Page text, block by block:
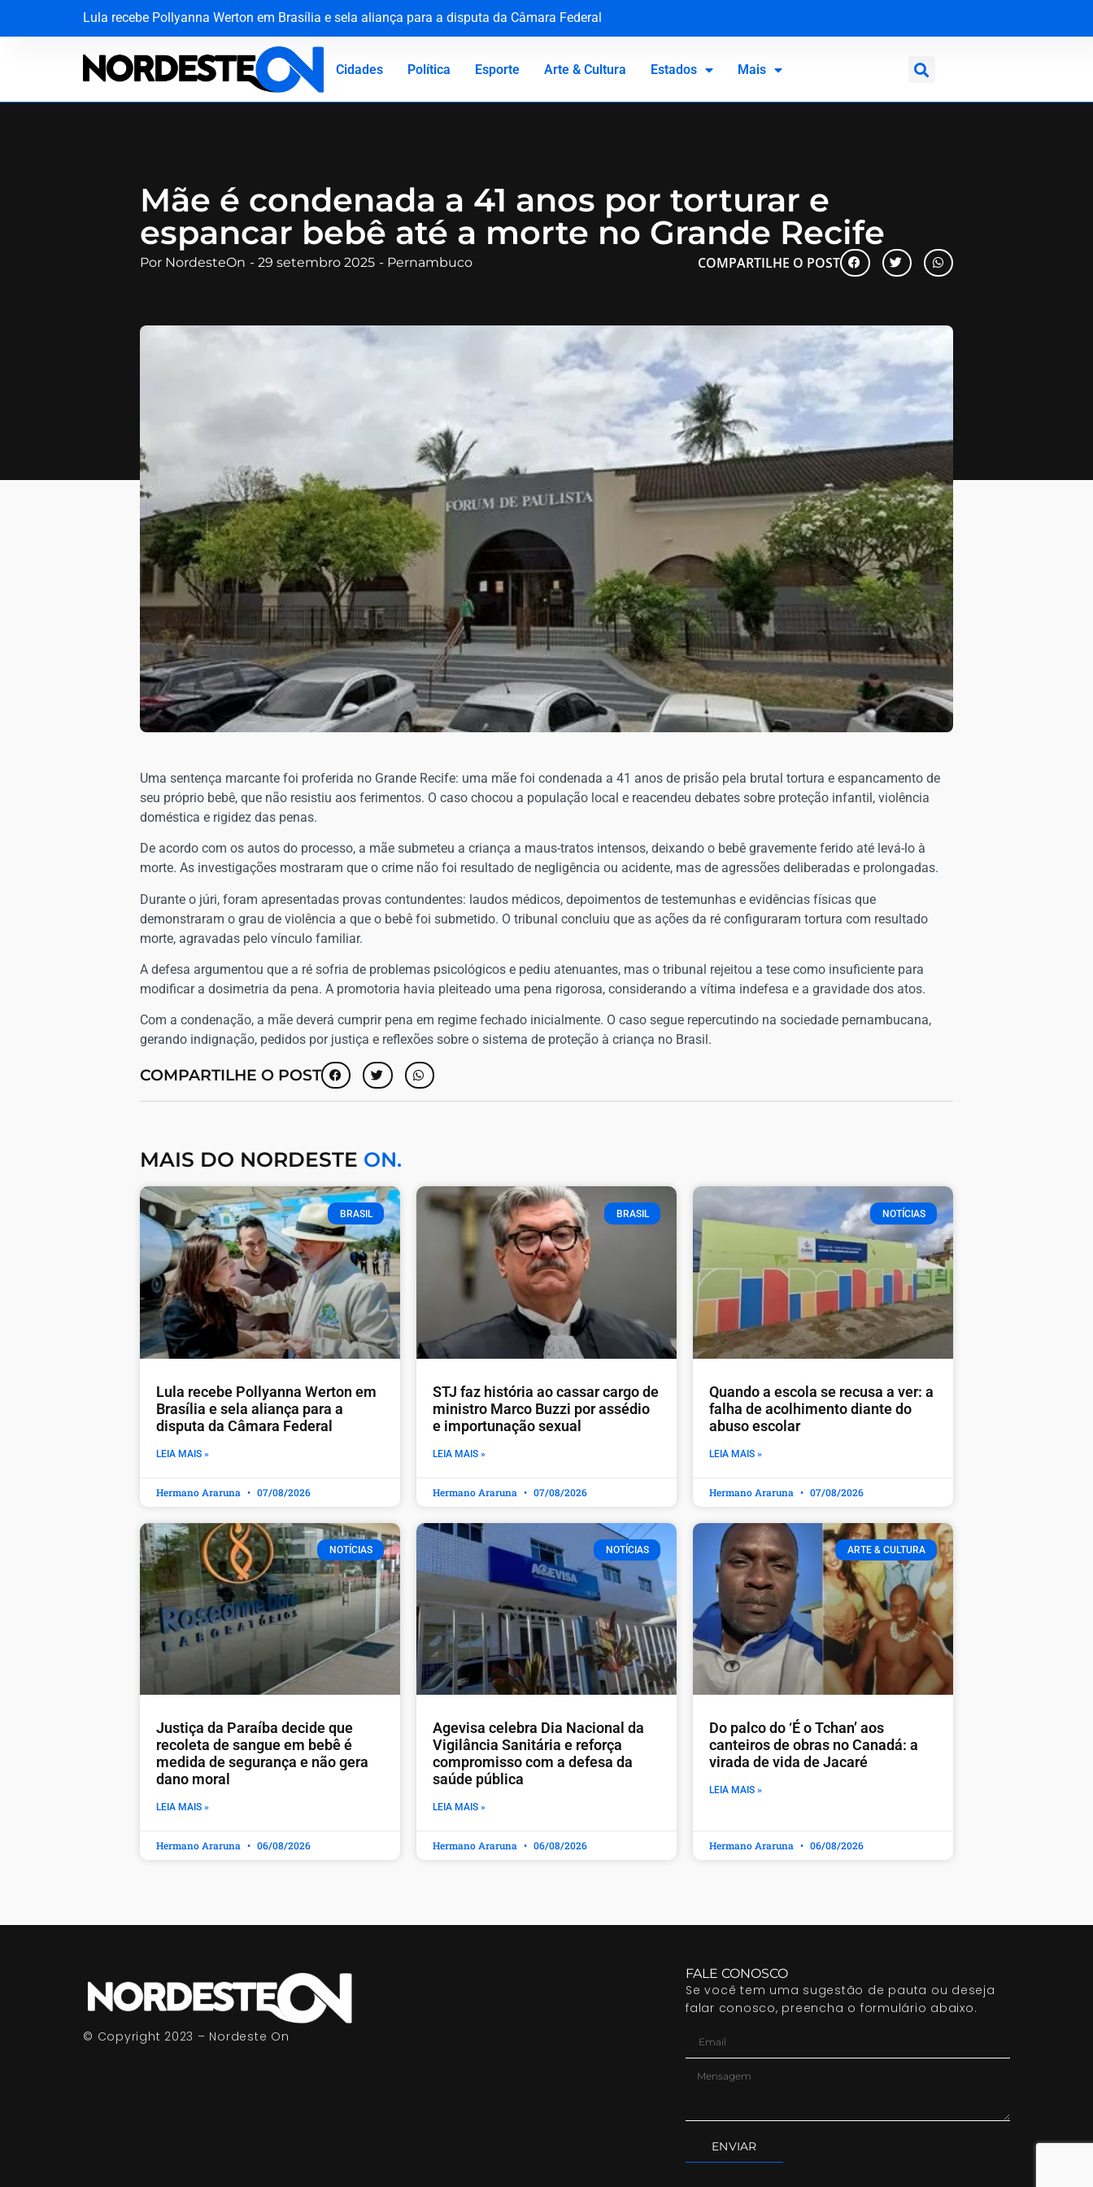
Lula recebe Pollyanna Werton em Brasília e sela aliança para a disputa da Câmara Federal
STJ faz história ao cassar cargo de ministro Marco Buzzi por assédio e importunação sexual
Quando a escola se recusa a ver: a falha de acolhimento diante do abuso escolar
Justiça da Paraíba decide que recoleta de sangue em bebê é medida de segurança e não gera dano moral
Cidades Política Esporte Arte & Cultura Estados Mais
Mãe é condenada a 41 anos por torturar e
espancar bebê até a morte no Grande Recife
Por NordesteOn - 29 setembro 2025 - Pernambuco COMPARTILHE O POST
Uma sentença marcante foi proferida no Grande Recife: uma mãe foi condenada a 41 anos de prisão pela brutal tortura e espancamento de
seu próprio bebê, que não resistiu aos ferimentos. O caso chocou a população local e reacendeu debates sobre proteção infantil, violência
doméstica e rigidez das penas.
De acordo com os autos do processo, a mãe submeteu a criança a maus-tratos intensos, deixando o bebê gravemente ferido até levá-lo à
morte. As investigações mostraram que o crime não foi resultado de negligência ou acidente, mas de agressões deliberadas e prolongadas.
Durante o júri, foram apresentadas provas contundentes: laudos médicos, depoimentos de testemunhas e evidências físicas que
demonstraram o grau de violência a que o bebê foi submetido. O tribunal concluiu que as ações da ré configuraram tortura com resultado
morte, agravadas pelo vínculo familiar.
A defesa argumentou que a ré sofria de problemas psicológicos e pediu atenuantes, mas o tribunal rejeitou a tese como insuficiente para
modificar a dosimetria da pena. A promotoria havia pleiteado uma pena rigorosa, considerando a vítima indefesa e a gravidade dos atos.
Com a condenação, a mãe deverá cumprir pena em regime fechado inicialmente. O caso segue repercutindo na sociedade pernambucana,
gerando indignação, pedidos por justiça e reflexões sobre o sistema de proteção à criança no Brasil.
COMPARTILHE O POST
MAIS DO NORDESTE ON.
BRASIL
Lula recebe Pollyanna Werton em
Brasília e sela aliança para a
disputa da Câmara Federal
LEIA MAIS »
Hermano Araruna 07/08/2026
BRASIL
STJ faz história ao cassar cargo de
ministro Marco Buzzi por assédio
e importunação sexual
LEIA MAIS »
Hermano Araruna 07/08/2026
NOTÍCIAS
Quando a escola se recusa a ver: a
falha de acolhimento diante do
abuso escolar
LEIA MAIS »
Hermano Araruna 07/08/2026
NOTÍCIAS
Justiça da Paraíba decide que
recoleta de sangue em bebê é
medida de segurança e não gera
dano moral
LEIA MAIS »
Hermano Araruna 06/08/2026
NOTÍCIAS
Agevisa celebra Dia Nacional da
Vigilância Sanitária e reforça
compromisso com a defesa da
saúde pública
LEIA MAIS »
Hermano Araruna 06/08/2026
ARTE & CULTURA
Do palco do ‘É o Tchan’ aos
canteiros de obras no Canadá: a
virada de vida de Jacaré
LEIA MAIS »
Hermano Araruna 06/08/2026
© Copyright 2023 – Nordeste On
FALE CONOSCO
Se você tem uma sugestão de pauta ou deseja
falar conosco, preencha o formulário abaixo.
ENVIAR